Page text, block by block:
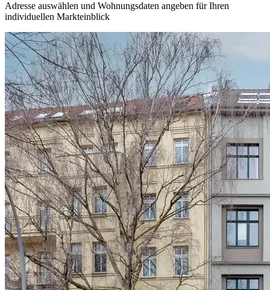
Adresse auswählen und Wohnungsdaten angeben für Ihren
individuellen Markteinblick